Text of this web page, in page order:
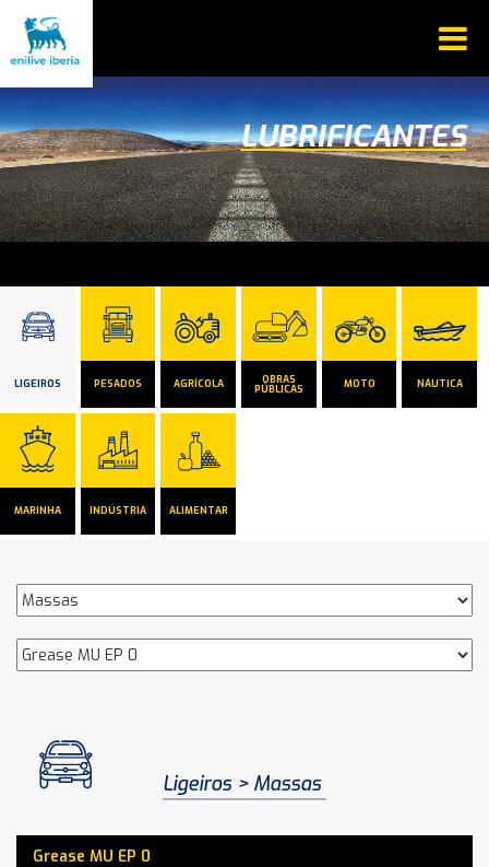
LUBRIFICANTES
LIGEIROS PESADOS AGRÍCOLA OBRAS
PÚBLICAS MOTO NÁUTICA
MARINHA INDÚSTRIA ALIMENTAR
Ligeiros Massas
Grease MU EP 0